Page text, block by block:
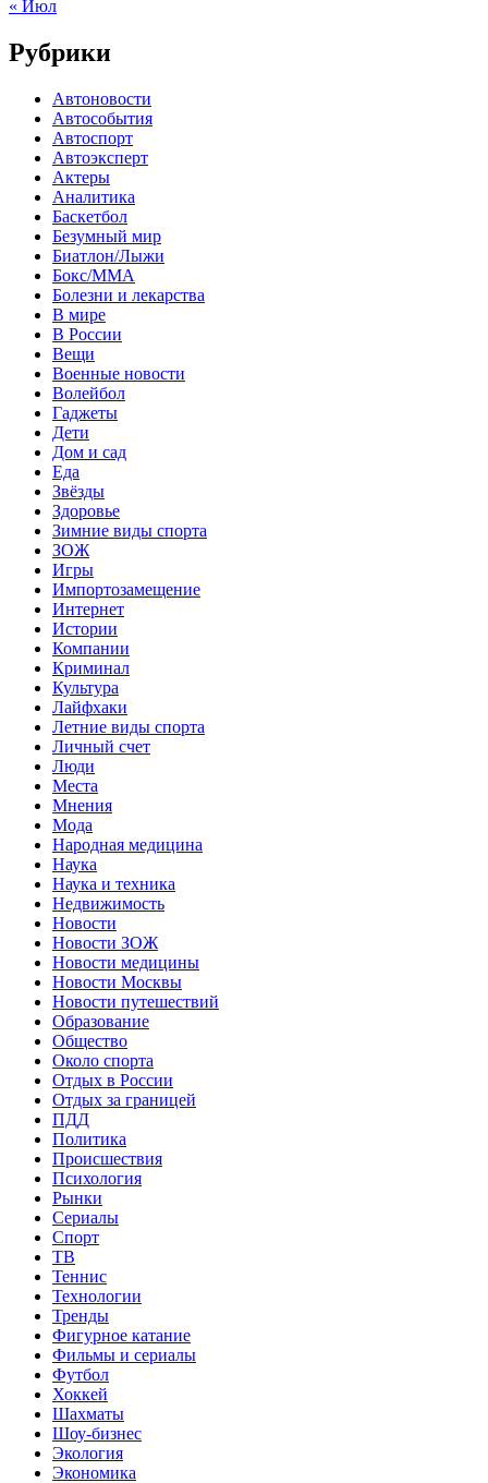
« Июл
Рубрики
Автоновости
Автособытия
Автоспорт
Автоэксперт
Актеры
Аналитика
Баскетбол
Безумный мир
Биатлон/Лыжи
Бокс/MMA
Болезни и лекарства
В мире
В России
Вещи
Военные новости
Волейбол
Гаджеты
Дети
Дом и сад
Еда
Звёзды
Здоровье
Зимние виды спорта
ЗОЖ
Игры
Импортозамещение
Интернет
Истории
Компании
Криминал
Культура
Лайфхаки
Летние виды спорта
Личный счет
Люди
Места
Мнения
Мода
Народная медицина
Наука
Наука и техника
Недвижимость
Новости
Новости ЗОЖ
Новости медицины
Новости Москвы
Новости путешествий
Образование
Общество
Около спорта
Отдых в России
Отдых за границей
ПДД
Политика
Происшествия
Психология
Рынки
Сериалы
Спорт
ТВ
Теннис
Технологии
Тренды
Фигурное катание
Фильмы и сериалы
Футбол
Хоккей
Шахматы
Шоу-бизнес
Экология
Экономика